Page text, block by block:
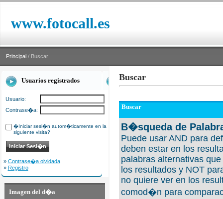
www.fotocall.es
Principal / Buscar
Usuarios registrados
Usuario:
Contrase�a:
�Iniciar sesi�n autom�ticamente en la
siguiente visita?
» Contrase�a olvidada
» Registro
Imagen del d�a
Buscar
Buscar
B�squeda de
Puede usar AND para
deben estar en los
palabras alternativas
los resultados y NOT
no quiere ver en los
comod�n para